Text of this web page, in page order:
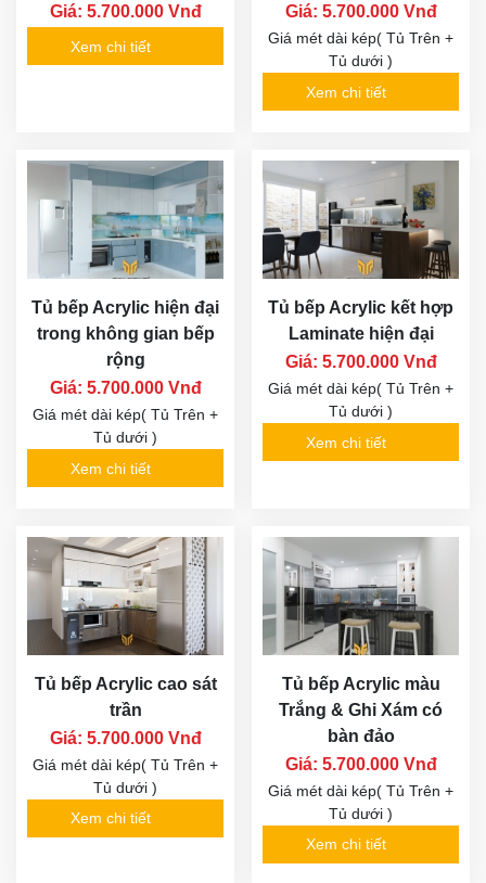
Giá: 5.700.000 Vnđ
Xem chi tiết
Giá: 5.700.000 Vnđ
Giá mét dài kép( Tủ Trên +
Tủ dưới )
Xem chi tiết
Tủ bếp Acrylic hiện đại
trong không gian bếp
rộng
Giá: 5.700.000 Vnđ
Giá mét dài kép( Tủ Trên +
Tủ dưới )
Xem chi tiết
Tủ bếp Acrylic kết hợp
Laminate hiện đại
Giá: 5.700.000 Vnđ
Giá mét dài kép( Tủ Trên +
Tủ dưới )
Xem chi tiết
Tủ bếp Acrylic cao sát
trần
Giá: 5.700.000 Vnđ
Giá mét dài kép( Tủ Trên +
Tủ dưới )
Xem chi tiết
Tủ bếp Acrylic màu
Trắng & Ghi Xám có
bàn đảo
Giá: 5.700.000 Vnđ
Giá mét dài kép( Tủ Trên +
Tủ dưới )
Xem chi tiết